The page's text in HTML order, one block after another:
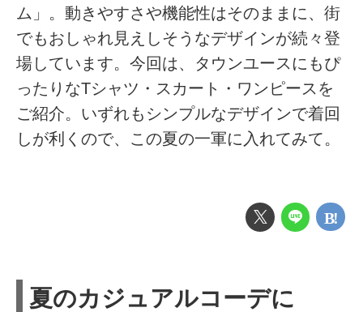
ム」。動きやすさや機能性はそのままに、街
でもおしゃれ見えしそうなデザインが続々登
場しています。今回は、タウンユースにもぴ
ったりなTシャツ・スカート・ワンピースを
ご紹介。いずれもシンプルなデザインで着回
しが利くので、この夏の一軍に入れてみて。
夏のカジュアルコーデに